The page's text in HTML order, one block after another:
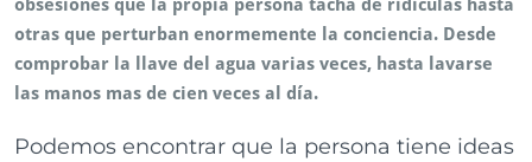
obsesiones que la propia persona tacha de ridículas hasta
otras que perturban enormemente la conciencia. Desde
comprobar la llave del agua varias veces, hasta lavarse
las manos mas de cien veces al día.
Podemos encontrar que la persona tiene ideas